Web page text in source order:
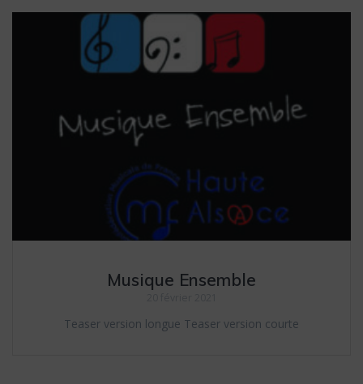
Musique Ensemble
Teaser version longue Teaser version courte